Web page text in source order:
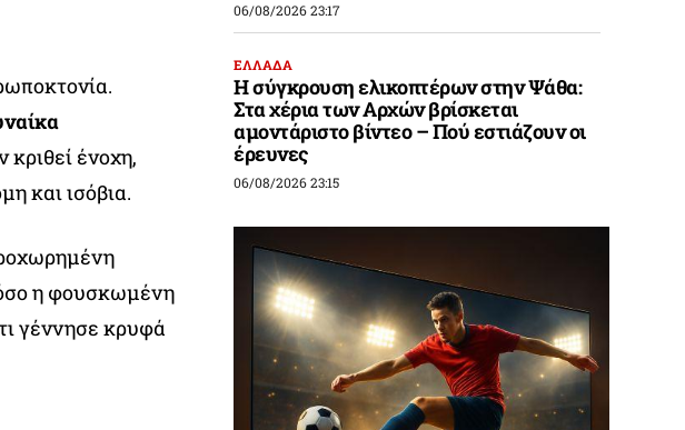
κριθεί ένοχη,
και ισόβια.
η φουσκωμένη
γέννησε κρυφά
06/08/2026 23:17
ΕΛΛΑΔΑ
Η σύγκρουση ελικοπτέρων στην Ψάθα:
Στα χέρια των Αρχών βρίσκεται
αμοντάριστο βίντεο – Πού εστιάζουν οι
έρευνες
06/08/2026 23:15